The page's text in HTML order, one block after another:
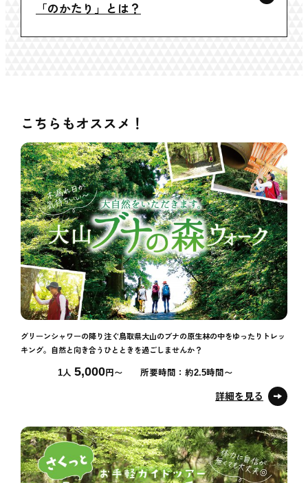
「のかたり」とは？
こちらもオススメ！
グリーンシャワーの降り注ぐ鳥取県大山のブナの原生林の中をゆったりトレッ
キング。自然と向き合うひとときを過ごしませんか？
1人 5,000円〜 所要時間：約2.5時間〜
詳細を見る